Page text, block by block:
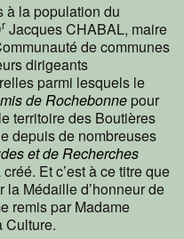
à la population du
r Jacques CHABAL, maire
de communes
dirigeants
parmi lesquels le
de Rochebonnepour
territoire des Boutières
depuis de nombreuses
et de Recherches
créé. Et c’est à ce titre que
la Médaille d’honneur de
remis par Madame
Culture.